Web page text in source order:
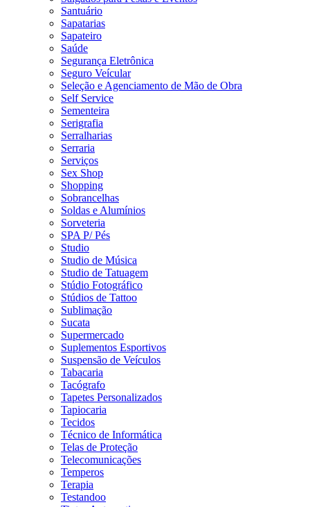
Santuário
Sapatarias
Sapateiro
Saúde
Segurança Eletrônica
Seguro Veícular
Seleção e Agenciamento de Mão de Obra
Self Service
Sementeira
Serigrafia
Serralharias
Serraria
Serviços
Sex Shop
Shopping
Sobrancelhas
Soldas e Alumínios
Sorveteria
SPA P/ Pés
Studio
Studio de Música
Studio de Tatuagem
Stúdio Fotográfico
Stúdios de Tattoo
Sublimação
Sucata
Supermercado
Suplementos Esportivos
Suspensão de Veículos
Tabacaria
Tacógrafo
Tapetes Personalizados
Tapiocaria
Tecidos
Técnico de Informática
Telas de Proteção
Telecomunicações
Temperos
Terapia
Testandoo